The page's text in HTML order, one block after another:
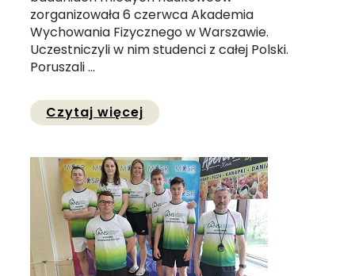
zorganizowała 6 czerwca Akademia
Wychowania Fizycznego w Warszawie.
Uczestniczyli w nim studenci z całej Polski.
Poruszali ...
Czytaj więcej Przejdź do pełnej